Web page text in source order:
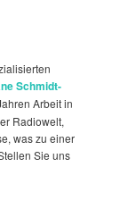
Schmidt-
Arbeit in
Radiowelt,
was zu einer
Sie uns